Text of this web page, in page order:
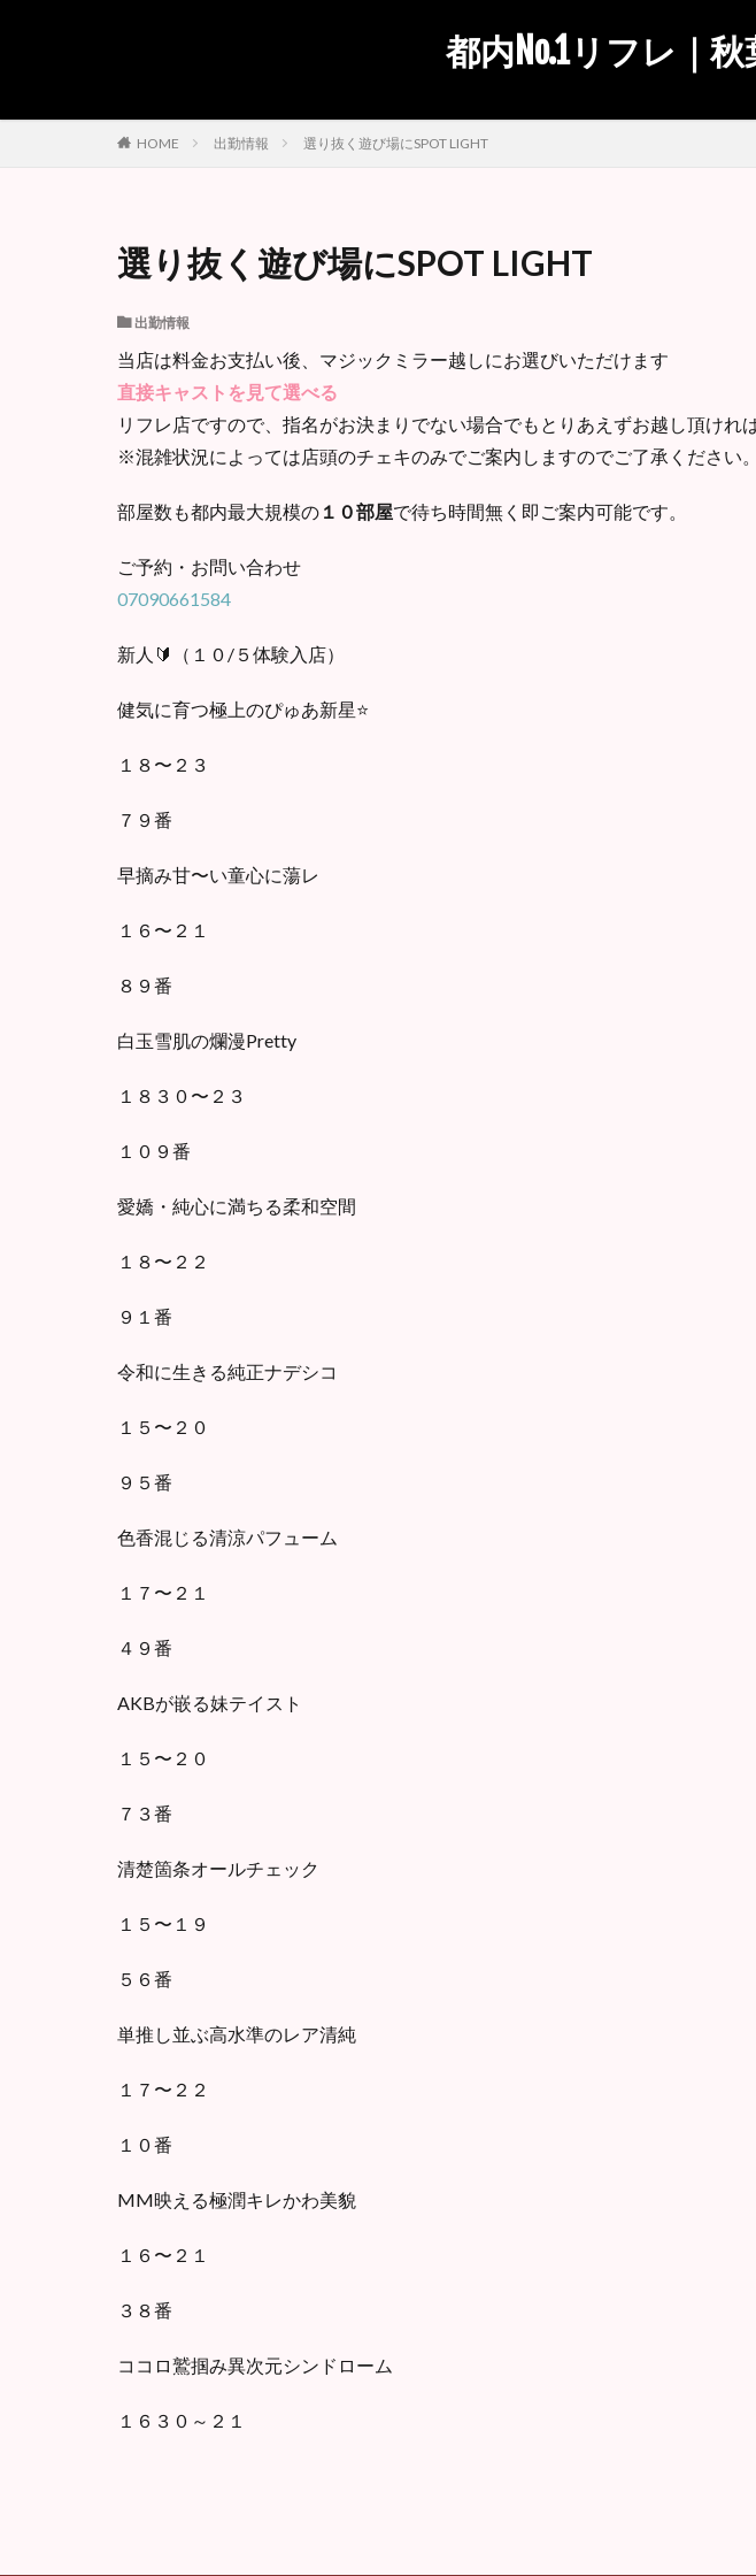
都内No.1リフレ｜秋
HOME 出勤情報 選り抜く遊び場にSPOT LIGHT
選り抜く遊び場にSPOT LIGHT
出勤情報
当店は料金お支払い後、マジックミラー越しにお選びいただけます
直接キャストを見て選べる
リフレ店ですので、指名がお決まりでない場合でもとりあえずお越し頂けれ
※混雑状況によっては店頭のチェキのみでご案内しますのでご了承ください。
部屋数も都内最大規模の １０部屋で待ち時間無く即ご案内可能です。
ご予約・お問い合わせ
07090661584
新人🔰（１０/５体験入店）
健気に育つ極上のぴゅあ新星⭐️
１８〜２３
７９番
早摘み甘〜い童心に蕩レ
１６〜２１
８９番
白玉雪肌の爛漫Pretty
１８３０〜２３
１０９番
愛嬌・純心に満ちる柔和空間
１８〜２２
９１番
令和に生きる純正ナデシコ
１５〜２０
９５番
色香混じる清涼パフューム
１７〜２１
４９番
AKBが嵌る妹テイスト
１５〜２０
７３番
清楚箇条オールチェック
１５〜１９
５６番
単推し並ぶ高水準のレア清純
１７〜２２
１０番
MM映える極潤キレかわ美貌
１６〜２１
３８番
ココロ鷲掴み異次元シンドローム
１６３０～２１